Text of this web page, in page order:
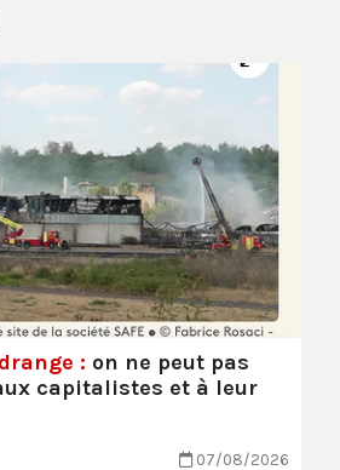
: on ne peut pas
capitalistes et à leur
07/08/2026